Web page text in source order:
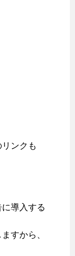
ンクも
導入する
すから、